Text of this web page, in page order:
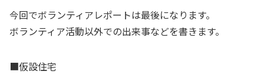
今回でボランティアレポートは最後になります。
ボランティア活動以外での出来事などを書きます。
■仮設住宅